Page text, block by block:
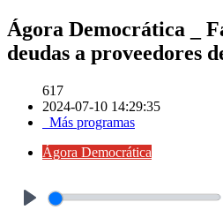
Ágora Democrática _
deudas a proveedores
617
2024-07-10 14:29:35
Más programas
Ágora Democrática